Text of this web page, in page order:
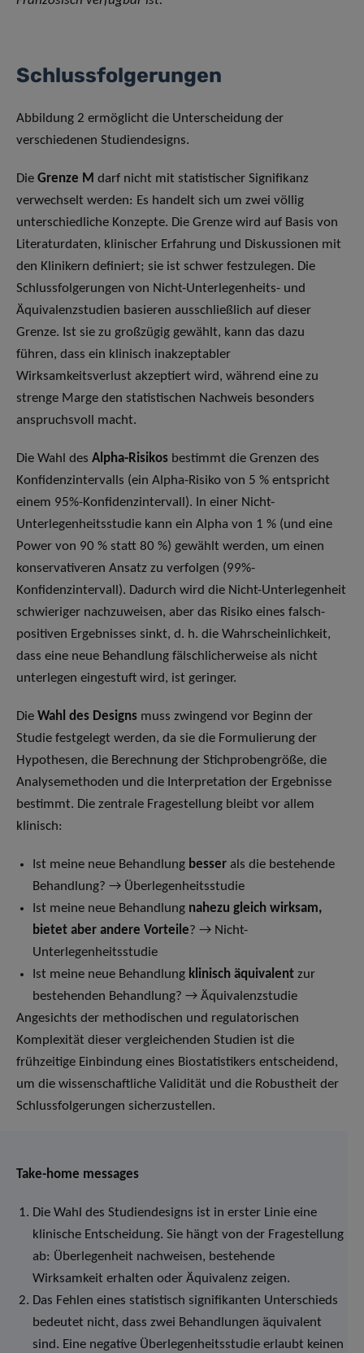
Schlussfolgerungen
Abbildung 2 ermöglicht die Unterscheidung der
verschiedenen Studiendesigns.
Die Grenze M darf nicht mit statistischer Signifikanz
verwechselt werden: Es handelt sich um zwei völlig
unterschiedliche Konzepte. Die Grenze wird auf Basis von
Literaturdaten, klinischer Erfahrung und Diskussionen mit
den Klinikern definiert; sie ist schwer festzulegen. Die
Schlussfolgerungen von Nicht-Unterlegenheits- und
Äquivalenzstudien basieren ausschließlich auf dieser
Grenze. Ist sie zu großzügig gewählt, kann das dazu
führen, dass ein klinisch inakzeptabler
Wirksamkeitsverlust akzeptiert wird, während eine zu
strenge Marge den statistischen Nachweis besonders
anspruchsvoll macht.
Die Wahl des Alpha-Risikos bestimmt die Grenzen des
Konfidenzintervalls (ein Alpha-Risiko von 5 % entspricht
einem 95%-Konfidenzintervall). In einer Nicht-
Unterlegenheitsstudie kann ein Alpha von 1 % (und eine
Power von 90 % statt 80 %) gewählt werden, um einen
konservativeren Ansatz zu verfolgen (99%-
Konfidenzintervall). Dadurch wird die Nicht-Unterlegenheit
schwieriger nachzuweisen, aber das Risiko eines falsch-
positiven Ergebnisses sinkt, d. h. die Wahrscheinlichkeit,
dass eine neue Behandlung fälschlicherweise als nicht
unterlegen eingestuft wird, ist geringer.
Die Wahl des Designs muss zwingend vor Beginn der
Studie festgelegt werden, da sie die Formulierung der
Hypothesen, die Berechnung der Stichprobengröße, die
Analysemethoden und die Interpretation der Ergebnisse
bestimmt. Die zentrale Fragestellung bleibt vor allem
klinisch:
Ist meine neue Behandlung besser als die bestehende
Behandlung? → Überlegenheitsstudie
Ist meine neue Behandlung nahezu gleich wirksam,
bietet aber andere Vorteile? → Nicht-
Unterlegenheitsstudie
Ist meine neue Behandlung klinisch äquivalent zur
bestehenden Behandlung? → Äquivalenzstudie
Angesichts der methodischen und regulatorischen
Komplexität dieser vergleichenden Studien ist die
frühzeitige Einbindung eines Biostatistikers entscheidend,
um die wissenschaftliche Validität und die Robustheit der
Schlussfolgerungen sicherzustellen.
Take-home messages
Die Wahl des Studiendesigns ist in erster Linie eine
klinische Entscheidung. Sie hängt von der Fragestellung
ab: Überlegenheit nachweisen, bestehende
Wirksamkeit erhalten oder Äquivalenz zeigen.
Das Fehlen eines statistisch signifikanten Unterschieds
bedeutet nicht, dass zwei Behandlungen äquivalent
sind. Eine negative Überlegenheitsstudie erlaubt keinen